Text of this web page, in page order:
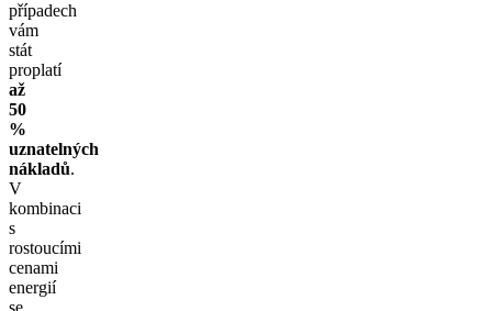
případech
vám
stát
proplatí
až
50
%
uznatelných
nákladů.
V
kombinaci
s
rostoucími
cenami
energií
se